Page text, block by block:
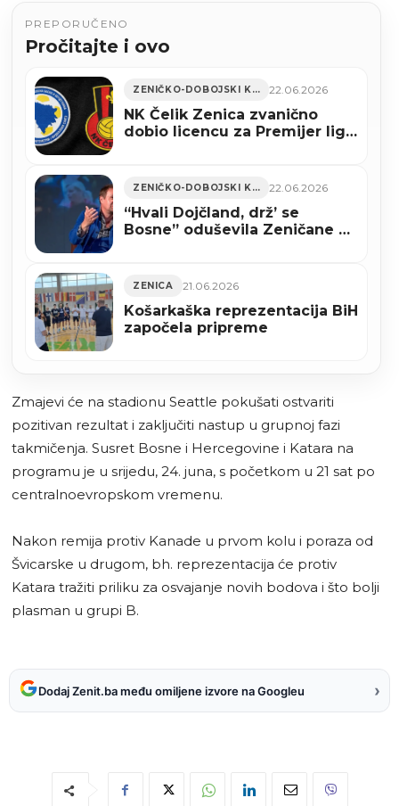
PREPORUČENO
Pročitajte i ovo
ZENIČKO-DOBOJSKI KANTON 22.06.2026
NK Čelik Zenica zvanično
dobio licencu za Premijer ligu
ZENIČKO-DOBOJSKI KANTON 22.06.2026
“Hvali Dojčland, drž’ se
Bosne” oduševila Zeničane na
ZENICA 21.06.2026
Košarkaška reprezentacija BiH
započela pripreme
Zmajevi će na stadionu Seattle pokušati ostvariti
pozitivan rezultat i zaključiti nastup u grupnoj fazi
takmičenja. Susret Bosne i Hercegovine i Katara na
programu je u srijedu, 24. juna, s početkom u 21 sat po
centralnoevropskom vremenu.
Nakon remija protiv Kanade u prvom kolu i poraza od
Švicarske u drugom, bh. reprezentacija će protiv
Katara tražiti priliku za osvajanje novih bodova i što bolji
plasman u grupi B.
Dodaj Zenit.ba među omiljene izvore na Googleu ›